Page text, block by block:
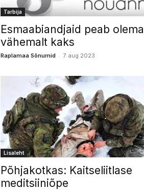
Tarbija
Esmaabiandjaid peab olema
vähemalt kaks
Raplamaa Sõnumid - 7. aug 2023
Lisaleht
Põhjakotkas: Kaitseliitlase
meditsiiniõpe